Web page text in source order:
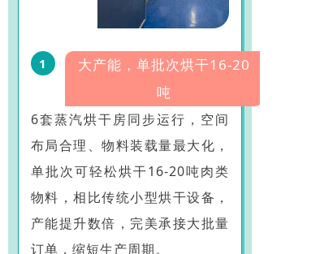
1
大产能，单批次烘干16-20
吨
6套蒸汽烘干房同步运行，空间
布局合理、物料装载量最大化，
单批次可轻松烘干16-20吨肉类
物料，相比传统小型烘干设备，
产能提升数倍，完美承接大批量
订单，缩短生产周期。